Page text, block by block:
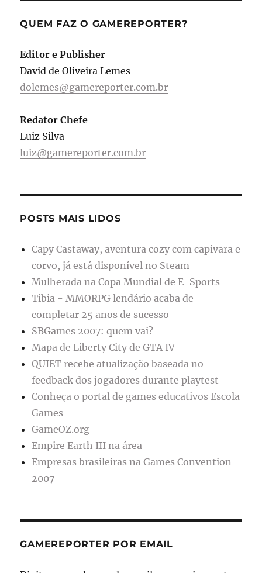
QUEM FAZ O GAMEREPORTER?
Editor e Publisher
David de Oliveira Lemes
dolemes@gamereporter.com.br
Redator Chefe
Luiz Silva
luiz@gamereporter.com.br
POSTS MAIS LIDOS
Capy Castaway, aventura cozy com capivara e
corvo, já está disponível no Steam
Mulherada na Copa Mundial de E-Sports
Tibia - MMORPG lendário acaba de
completar 25 anos de sucesso
SBGames 2007: quem vai?
Mapa de Liberty City de GTA IV
QUIET recebe atualização baseada no
feedback dos jogadores durante playtest
Conheça o portal de games educativos Escola
Games
GameOZ.org
Empire Earth III na área
Empresas brasileiras na Games Convention
2007
GAMEREPORTER POR EMAIL